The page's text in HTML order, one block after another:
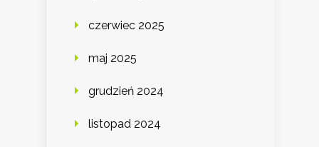
czerwiec 2025
maj 2025
grudzień 2024
listopad 2024